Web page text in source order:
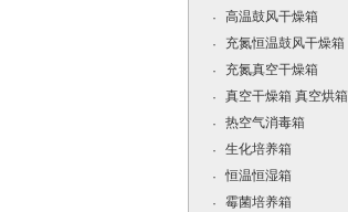
·
高温鼓风干燥箱
·
充氮恒温鼓风干燥箱
·
充氮真空干燥箱
·
真空干燥箱 真空烘箱
·
热空气消毒箱
·
生化培养箱
·
恒温恒湿箱
·
霉菌培养箱